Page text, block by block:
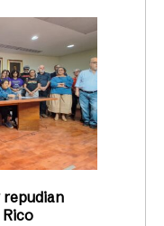
repudian